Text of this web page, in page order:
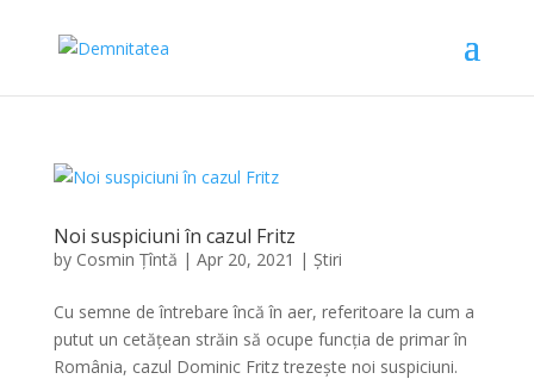
Noi suspiciuni în cazul Fritz
by Cosmin Țîntă | Apr 20, 2021 | Știri
Cu semne de întrebare încă în aer, referitoare la cum a
putut un cetățean străin să ocupe funcția de primar în
România, cazul Dominic Fritz trezește noi suspiciuni.